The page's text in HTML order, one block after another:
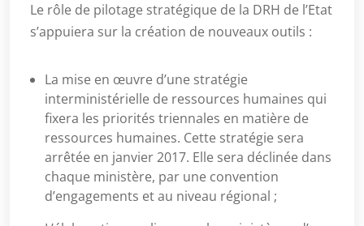
Le rôle de pilotage stratégique de la DRH de l’Etat
s’appuiera sur la création de nouveaux outils :
La mise en œuvre d’une stratégie
interministérielle de ressources humaines qui
fixera les priorités triennales en matière de
ressources humaines. Cette stratégie sera
arrêtée en janvier 2017. Elle sera déclinée dans
chaque ministère, par une convention
d’engagements et au niveau régional ;